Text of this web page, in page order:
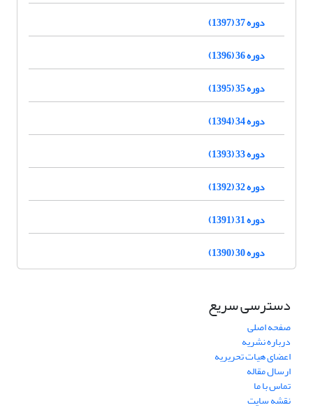
دوره 37 (1397)
دوره 36 (1396)
دوره 35 (1395)
دوره 34 (1394)
دوره 33 (1393)
دوره 32 (1392)
دوره 31 (1391)
دوره 30 (1390)
دسترسی سریع
صفحه اصلی
درباره نشریه
اعضای هیات تحریریه
ارسال مقاله
تماس با ما
نقشه سایت